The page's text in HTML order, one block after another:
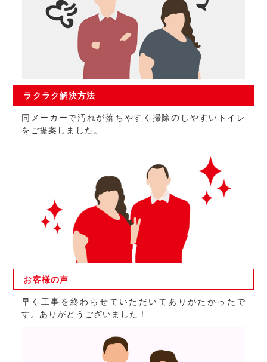
ラクラク解決方法
同メーカーで汚れが落ちやすく掃除のしやすいトイレ
をご提案しました。
お客様の声
早く工事を終わらせていただいてありがたかったで
す。ありがとうございました！